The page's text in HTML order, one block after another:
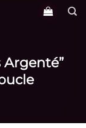
Argenté”